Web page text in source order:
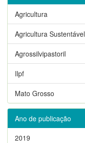
Agricultura
Agricultura Sustentável
Agrossilvipastoril
Ilpf
Mato Grosso
Ano de publicação
2019